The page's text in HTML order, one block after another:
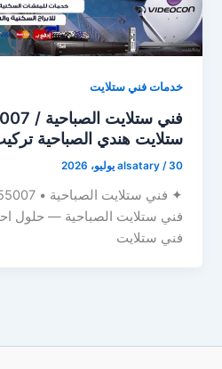
خدمات فني ستلايت
ستلايت هندي الصباحية
alsatary /30 يوليو، 2026
فني ستلايت الصباحية — حلول
فني ستلايت